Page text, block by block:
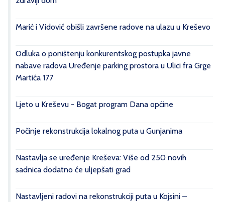
Marić i Vidović obišli završene radove na ulazu u Kreševo
Odluka o poništenju konkurentskog postupka javne
nabave radova Uređenje parking prostora u Ulici fra Grge
Martića 177
Ljeto u Kreševu - Bogat program Dana općine
Počinje rekonstrukcija lokalnog puta u Gunjanima
Nastavlja se uređenje Kreševa: Više od 250 novih
sadnica dodatno će uljepšati grad
Nastavljeni radovi na rekonstrukciji puta u Kojsini –